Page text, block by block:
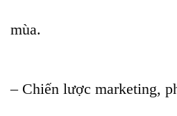
mùa.
– Chiến lược marketing,